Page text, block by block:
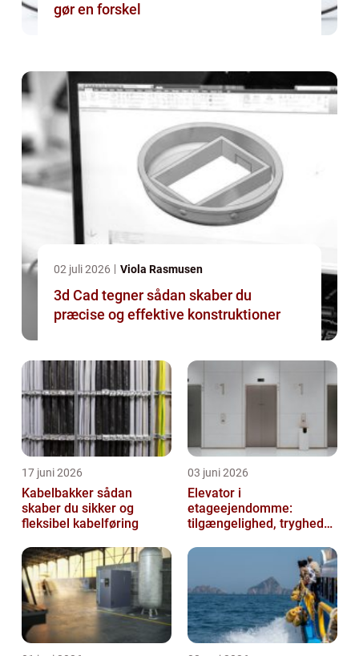
gør en forskel
02 juli 2026 Viola Rasmusen
3d Cad tegner sådan skaber du
præcise og effektive konstruktioner
17 juni 2026
Kabelbakker sådan
skaber du sikker og
fleksibel kabelføring
03 juni 2026
Elevator i
etageejendomme:
tilgængelighed, tryghed